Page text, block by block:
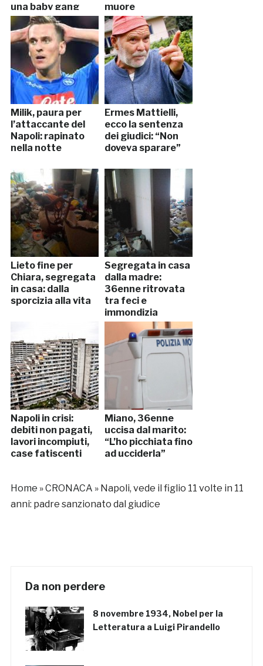
una baby gang
muore
Milik, paura per
l’attaccante del
Napoli: rapinato
nella notte
Ermes Mattielli,
ecco la sentenza
dei giudici: “Non
doveva sparare”
Lieto fine per
Chiara, segregata
in casa: dalla
sporcizia alla vita
Segregata in casa
dalla madre:
36enne ritrovata
tra feci e
immondizia
Napoli in crisi:
debiti non pagati,
lavori incompiuti,
case fatiscenti
Miano, 36enne
uccisa dal marito:
“L’ho picchiata fino
ad ucciderla”
Home »CRONACA » Napoli, vede il figlio 11 volte in 11
anni: padre sanzionato dal giudice
Da non perdere
8 novembre 1934, Nobel per la
Letteratura a Luigi Pirandello